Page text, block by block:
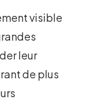
visible
leur
de plus